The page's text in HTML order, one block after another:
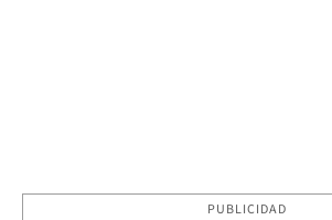
PUBLICIDAD